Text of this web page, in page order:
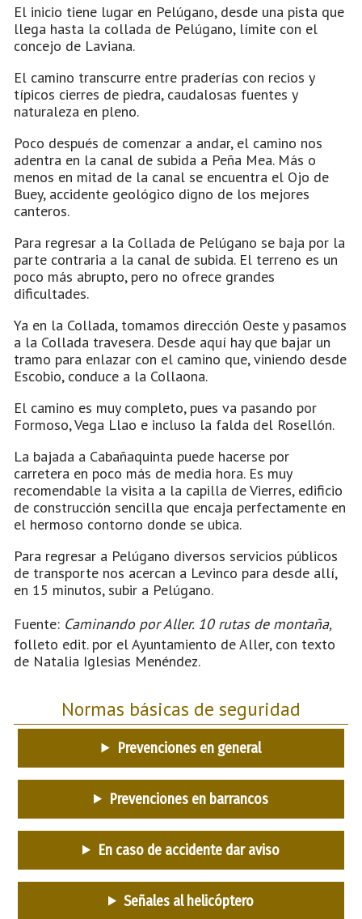
El inicio tiene lugar en Pelúgano, desde una pista que
llega hasta la collada de Pelúgano, límite con el
concejo de Laviana.
El camino transcurre entre praderías con recios y
típicos cierres de piedra, caudalosas fuentes y
naturaleza en pleno.
Poco después de comenzar a andar, el camino nos
adentra en la canal de subida a Peña Mea. Más o
menos en mitad de la canal se encuentra el Ojo de
Buey, accidente geológico digno de los mejores
canteros.
Para regresar a la Collada de Pelúgano se baja por la
parte contraria a la canal de subida. El terreno es un
poco más abrupto, pero no ofrece grandes
dificultades.
Ya en la Collada, tomamos dirección Oeste y pasamos
a la Collada travesera. Desde aquí hay que bajar un
tramo para enlazar con el camino que, viniendo desde
Escobio, conduce a la Collaona.
El camino es muy completo, pues va pasando por
Formoso, Vega Llao e incluso la falda del Rosellón.
La bajada a Cabañaquinta puede hacerse por
carretera en poco más de media hora. Es muy
recomendable la visita a la capilla de Vierres, edificio
de construcción sencilla que encaja perfectamente en
el hermoso contorno donde se ubica.
Para regresar a Pelúgano diversos servicios públicos
de transporte nos acercan a Levinco para desde allí,
en 15 minutos, subir a Pelúgano.
Fuente: Caminando por Aller. 10 rutas de montaña,
folleto edit. por el Ayuntamiento de Aller, con texto
de Natalia Iglesias Menéndez.
Normas básicas de seguridad
Prevenciones en general
Prevenciones en barrancos
En caso de accidente dar aviso
Señales al helicóptero